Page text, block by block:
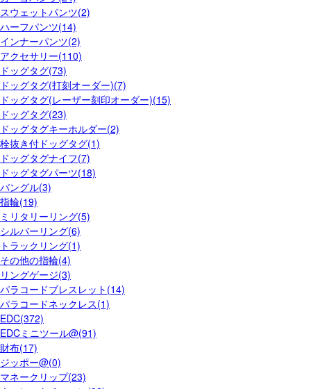
スウェットパンツ(2)
ハーフパンツ(14)
インナーパンツ(2)
アクセサリー(110)
ドッグタグ(73)
ドッグタグ(打刻オーダー)(7)
ドッグタグ(レーザー刻印オーダー)(15)
ドッグタグ(23)
ドッグタグキーホルダー(2)
栓抜き付ドッグタグ(1)
ドッグタグナイフ(7)
ドッグタグパーツ(18)
バングル(3)
指輪(19)
ミリタリーリング(5)
シルバーリング(6)
トラックリング(1)
その他の指輪(4)
リングゲージ(3)
パラコードブレスレット(14)
パラコードネックレス(1)
EDC(372)
EDCミニツール@(91)
財布(17)
ジッポー@(0)
マネークリップ(23)